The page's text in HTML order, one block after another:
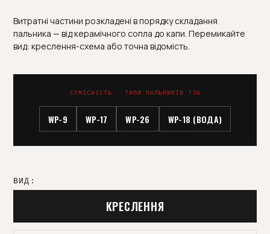
Витратні частини розкладені в порядку складання
пальника — від керамічного сопла до капи. Перемикайте
вид: креслення-схема або точна відомість.
СУМІСНІСТЬ · ТИПИ ПАЛЬНИКІВ TIG
WP-9 WP-17 WP-26 WP-18 (ВОДА)
ВИД:
КРЕСЛЕННЯ